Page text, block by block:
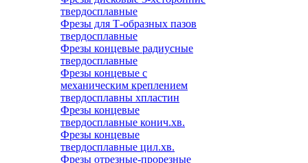
твердосплавные
Фрезы для Т-образных пазов
твердосплавные
Фрезы концевые радиусные
твердосплавные
Фрезы концевые с
механическим креплением
твердосплавны хпластин
Фрезы концевые
твердосплавные конич.хв.
Фрезы концевые
твердосплавные цил.хв.
Фрезы отрезные-прорезные